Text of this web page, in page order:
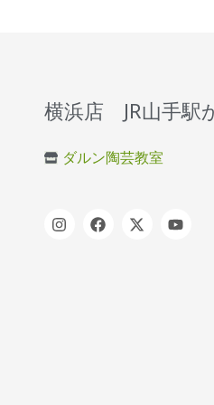
横浜店 JR山手駅
ダルン陶芸教室